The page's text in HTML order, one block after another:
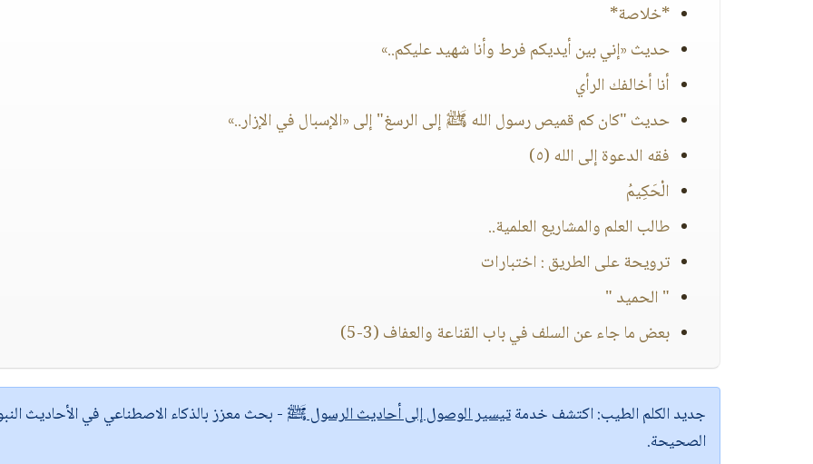
*خلاصة*
حديث «إني بين أيديكم فرط وأنا شهيد عليكم..»
أنا أخالفك الرأي
حديث "كان كم قميص رسول الله ﷺ إلى الرسغ" إلى «الإسبال في الإزار..»
فقه الدعوة إلى الله (٥)
الْحَكِيمُ
طالب العلم والمشاريع العلمية..
ترويحة على الطريق : اختبارات
" الحميد "
بعض ما جاء عن السلف في باب القناعة والعفاف (3-5)
جديد الكلم الطيب:اكتشف خدمةتيسير الوصول إلى أحاديث الرسول ﷺ - بحث معزز بالذكاء الاصطناعي في الأحاديث
الصحيحة.